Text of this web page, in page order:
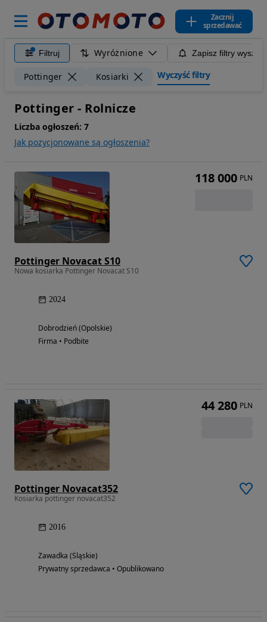
Zacznij
sprzedawać
Filtruj Wyróżnione Zapisz filtry
Pottinger Kosiarki Wyczyść filtry
Pottinger - Rolnicze
Liczba ogłoszeń: 7
Jak pozycjonowane są ogłoszenia?
Pottinger Novacat S10
Nowa kosiarka Pottinger Novacat S10
2024
Dobrodzień (Opolskie)
Firma • Podbite
118 000 PLN
Pottinger Novacat352
Kosiarka pottinger novacat352
2016
Zawadka (Śląskie)
Prywatny sprzedawca • Opublikowano
44 280 PLN